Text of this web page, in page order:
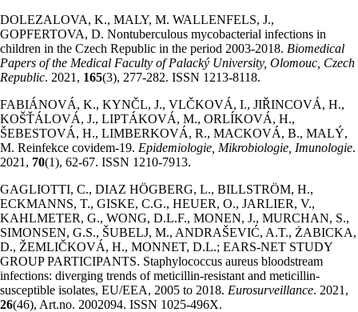
DOLEZALOVA, K., MALY, M. WALLENFELS, J.,
GOPFERTOVA, D. Nontuberculous mycobacterial infections in
children in the Czech Republic in the period 2003-2018. Biomedical
Papers of the Medical Faculty of Palacký University, Olomouc, Czech
Republic. 2021, 165(3), 277-282. ISSN 1213-8118.
FABIÁNOVÁ, K., KYNČL, J., VLČKOVÁ, I., JIŘINCOVÁ, H.,
KOŠŤÁLOVÁ, J., LIPTÁKOVÁ, M., ORLÍKOVÁ, H.,
ŠEBESTOVÁ, H., LIMBERKOVÁ, R., MACKOVÁ, B., MALÝ,
M. Reinfekce covidem-19. Epidemiologie, Mikrobiologie, Imunologie.
2021, 70(1), 62-67. ISSN 1210-7913.
GAGLIOTTI, C., DIAZ HÖGBERG, L., BILLSTRÖM, H.,
ECKMANNS, T., GISKE, C.G., HEUER, O., JARLIER, V.,
KAHLMETER, G., WONG, D.L.F., MONEN, J., MURCHAN, S.,
SIMONSEN, G.S., ŠUBELJ, M., ANDRAŠEVIĆ, A.T., ŻABICKA,
D., ŽEMLIČKOVÁ, H., MONNET, D.L.; EARS-NET STUDY
GROUP PARTICIPANTS. Staphylococcus aureus bloodstream
infections: diverging trends of meticillin-resistant and meticillin-
susceptible isolates, EU/EEA, 2005 to 2018. Eurosurveillance. 2021,
26(46), Art.no. 2002094. ISSN 1025-496X.